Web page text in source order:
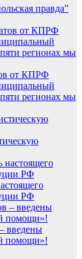
правда”
от КПРФ
регионах мы
РФ
введены
помощи»!